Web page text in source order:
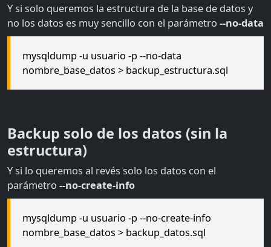
Y si solo queremos la estructura de la base de datos y
no los datos es muy sencillo con el parámetro --no-data
mysqldump -u usuario -p --no-data
nombre_base_datos > backup_estructura.sql
Backup solo de los datos (sin la
estructura)
Y si lo queremos al revés solo los datos con el
parámetro --no-create-info
mysqldump -u usuario -p --no-create-info
nombre_base_datos > backup_datos.sql